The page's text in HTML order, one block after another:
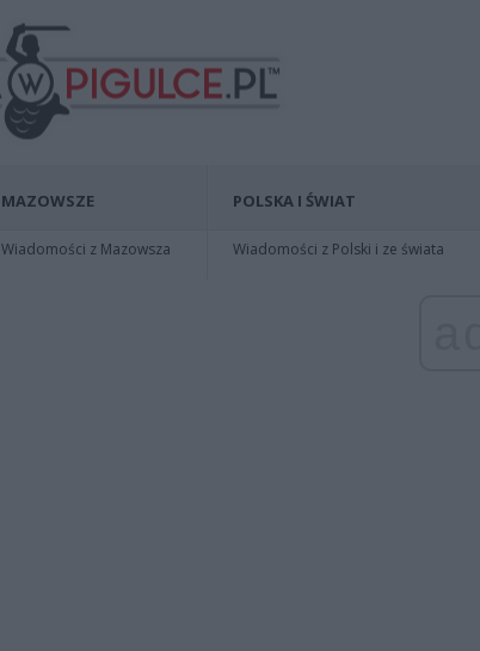
MAZOWSZE
Wiadomości z Mazowsza
POLSKA I ŚWIAT
Wiadomości z Polski i ze świata